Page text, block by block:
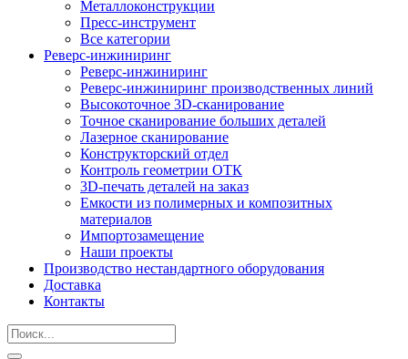
Металлоконструкции
Пресс-инструмент
Все категории
Реверс-инжиниринг
Реверс-инжиниринг
Реверс-инжиниринг производственных линий
Высокоточное 3D-сканирование
Точное сканирование больших деталей
Лазерное сканирование
Конструкторский отдел
Контроль геометрии ОТК
3D-печать деталей на заказ
Емкости из полимерных и композитных
материалов
Импортозамещение
Наши проекты
Производство нестандартного оборудования
Доставка
Контакты